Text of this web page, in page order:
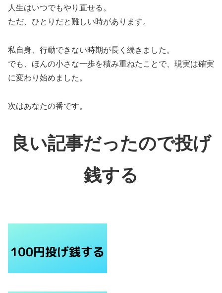
人生はいつでもやり直せる。
ただ、ひとりだと難しい時があります。
私自身、行動できない時期が長く続きました。
でも、ほんの小さな一歩を積み重ねたことで、現実は確実
に変わり始めました。
次はあなたの番です。
良い記事だったので投げ
銭する